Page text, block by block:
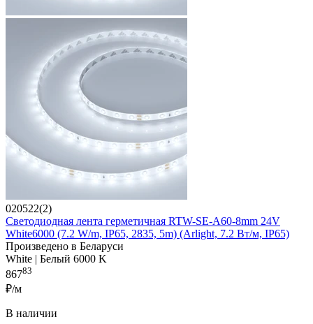
020522(2)
Светодиодная лента герметичная RTW-SE-A60-8mm 24V
White6000 (7.2 W/m, IP65, 2835, 5m) (Arlight, 7.2 Вт/м, IP65)
Произведено в Беларуси
White | Белый 6000 K
86783
₽/м
В наличии